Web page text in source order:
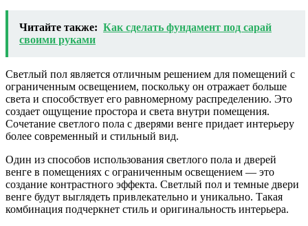
Читайте также: Как сделать фундамент под сарай
своими руками
Светлый пол является отличным решением для помещений с
ограниченным освещением, поскольку он отражает больше
света и способствует его равномерному распределению. Это
создает ощущение простора и света внутри помещения.
Сочетание светлого пола с дверями венге придает интерьеру
более современный и стильный вид.
Один из способов использования светлого пола и дверей
венге в помещениях с ограниченным освещением — это
создание контрастного эффекта. Светлый пол и темные двери
венге будут выглядеть привлекательно и уникально. Такая
комбинация подчеркнет стиль и оригинальность интерьера.